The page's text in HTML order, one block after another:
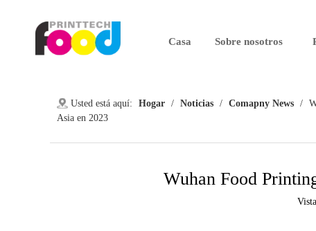
Casa Sobre nosotros
Usted está aquí: Hogar / Noticias / Comapny News /
Asia en 2023
Wuhan Food